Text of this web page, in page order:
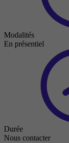
Modalités
En présentiel
Durée
Nous contacter